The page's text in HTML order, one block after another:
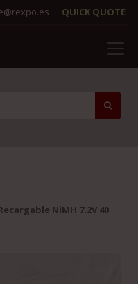
QUICK QUOTE
NiMH 7.2V 40